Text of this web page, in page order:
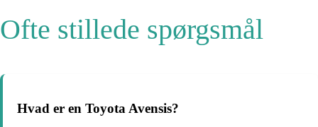
Ofte stillede spørgsmål
Hvad er en Toyota Avensis?